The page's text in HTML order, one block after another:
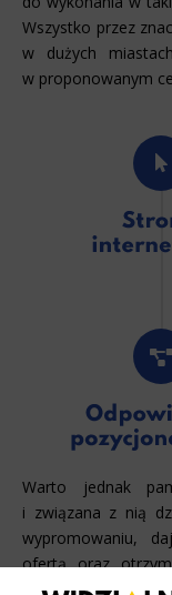
Wszystko przez
w dużych
w proponowanym
Warto jednak
i związana z nią
wypromowaniu,
ofertą oraz
na